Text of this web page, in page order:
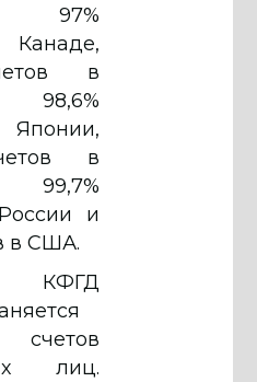
97%
в
в
99,7%
и
в США.
КФГД
счетов
лиц.